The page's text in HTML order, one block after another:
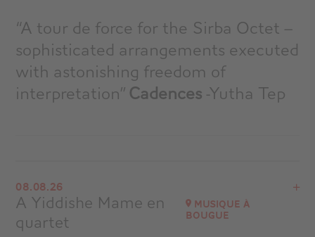
“A tour de force for the Sirba Octet –
sophisticated arrangements executed
with astonishing freedom of
interpretation”Cadences-Yutha Tep
08.08.26
A Yiddishe Mame en
quartet
Musique à
Bougue